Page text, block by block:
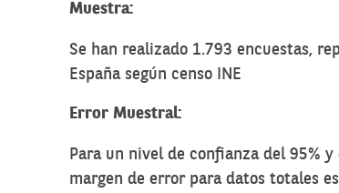
Muestra:
Se han realizado 1.793 encuestas,
España según censo INE
Error Muestral:
Para un nivel de confianza del 95%
margen de error para datos totales